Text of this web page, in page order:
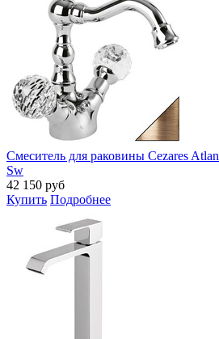
Смеситель для раковины Cezares
Sw
42 150 руб
Купить Подробнее